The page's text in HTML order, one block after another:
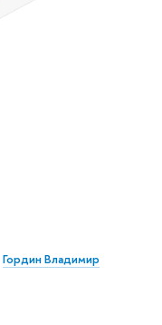
Гордин Владимир